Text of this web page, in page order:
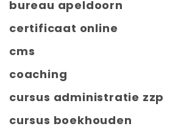
bureau apeldoorn
certificaat online
cms
coaching
cursus administratie zzp
cursus boekhouden